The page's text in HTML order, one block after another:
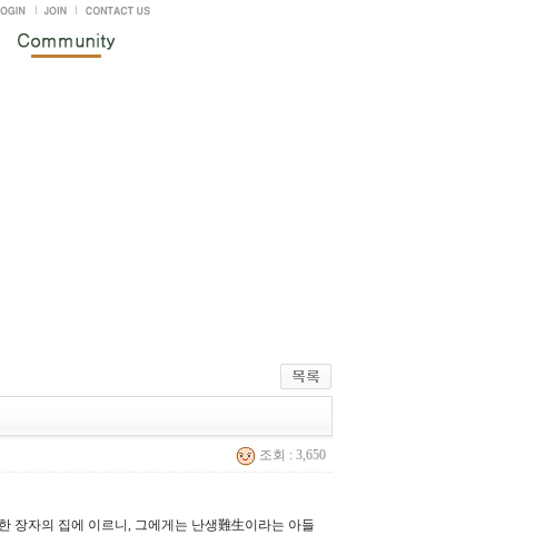
조회 : 3,650
장자의 집에 이르니, 그에게는 난생難生이라는 아들